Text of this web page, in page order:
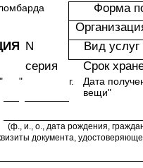
Форма
N
Вид
серия
Срок
" " г.
Дата
вещи"
(ф., и., о., дата рождения,
документа,